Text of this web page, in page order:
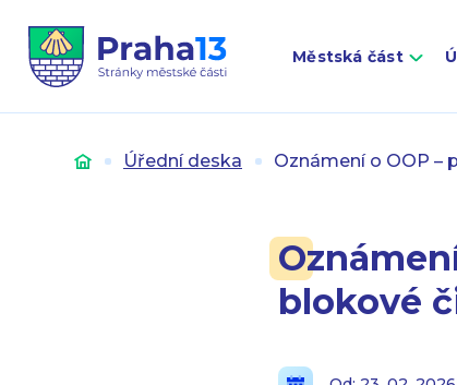
Městská část
Úvod Úřední deska Oznámení o OOP –
blokové